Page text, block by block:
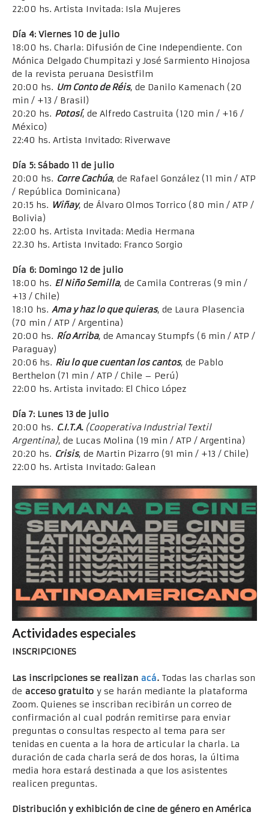
22:00 hs. Artista Invitada: Isla Mujeres
Día 4: Viernes 10 de julio
18:00 hs. Charla: Difusión de Cine Independiente. Con
Mónica Delgado Chumpitazi y José Sarmiento Hinojosa
de la revista peruana Desistfilm
20:00 hs. Um Conto de Réis, de Danilo Kamenach (20
min / +13 / Brasil)
20:20 hs. Potosí, de Alfredo Castruita (120 min / +16 /
México)
22:40 hs. Artista Invitado: Riverwave
Día 5: Sábado 11 de julio
20:00 hs. Corre Cachúa, de Rafael González (11 min / ATP
/ República Dominicana)
20:15 hs. Wiñay, de Álvaro Olmos Torrico (80 min / ATP /
Bolivia)
22:00 hs. Artista Invitada: Media Hermana
22.30 hs. Artista Invitado: Franco Sorgio
Día 6: Domingo 12 de julio
18:00 hs. El Niño Semilla, de Camila Contreras (9 min /
+13 / Chile)
18:10 hs. Ama y haz lo que quieras, de Laura Plasencia
(70 min / ATP / Argentina)
20:00 hs. Río Arriba, de Amancay Stumpfs (6 min / ATP /
Paraguay)
20:06 hs. Riu lo que cuentan los cantos, de Pablo
Berthelon (71 min / ATP / Chile – Perú)
22:00 hs. Artista invitado: El Chico López
Día 7: Lunes 13 de julio
20:00 hs. C.I.T.A. (Cooperativa Industrial Textil
Argentina), de Lucas Molina (19 min / ATP / Argentina)
20:20 hs. Crisis, de Martin Pizarro (91 min / +13 / Chile)
22:00 hs. Artista Invitado: Galean
Actividades especiales
INSCRIPCIONES
Las inscripciones se realizan acá. Todas las charlas son
de acceso gratuito y se harán mediante la plataforma
Zoom. Quienes se inscriban recibirán un correo de
confirmación al cual podrán remitirse para enviar
preguntas o consultas respecto al tema para ser
tenidas en cuenta a la hora de articular la charla. La
duración de cada charla será de dos horas, la última
media hora estará destinada a que los asistentes
realicen preguntas.
Distribución y exhibición de cine de género en América